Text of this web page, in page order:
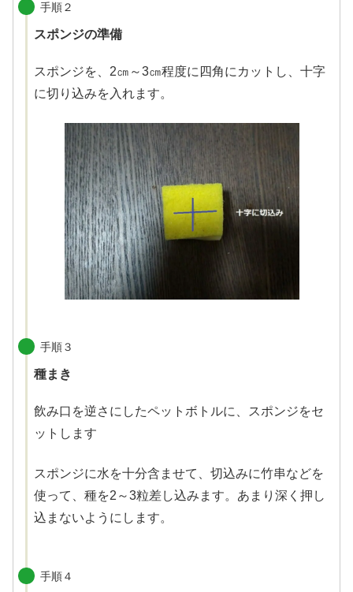
手順２
スポンジの準備
スポンジを、2㎝～3㎝程度に四角にカットし、十字
に切り込みを入れます。
手順３
種まき
飲み口を逆さにしたペットボトルに、スポンジをセ
ットします
スポンジに水を十分含ませて、切込みに竹串などを
使って、種を2～3粒差し込みます。あまり深く押し
込まないようにします。
手順４